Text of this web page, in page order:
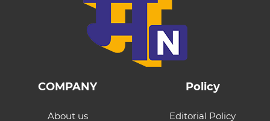
COMPANY
About us
Policy
Editorial Policy